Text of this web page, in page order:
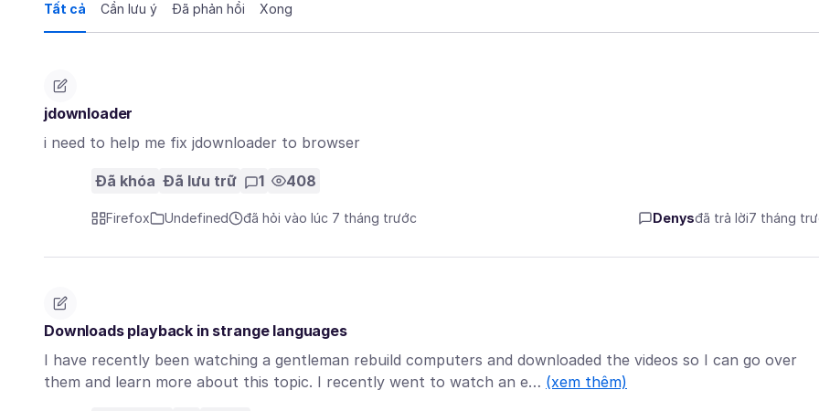
Tất cả Cần lưu ý Đã phản hồi Xong
jdownloader
i need to help me fix jdownloader to browser
Đã khóa Đã lưu trữ 1 408
Firefox Undefined đã hỏi vào lúc 7 tháng trước Denysđã trả lời7 tháng
Downloads playback in strange languages
I have recently been watching a gentleman rebuild computers and downloaded the videos so I can go over
them and learn more about this topic. I recently went to watch an e… (xem thêm)